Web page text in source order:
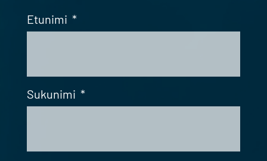
Etunimi *
Sukunimi *